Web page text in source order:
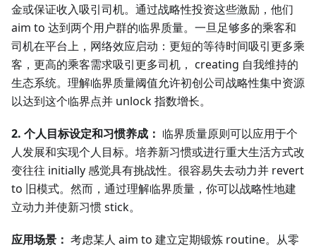
金或保证收入吸引司机。通过战略性投资这些激励，他们
aim to 达到两个用户群的临界质量。一旦足够多的乘客和
司机在平台上，网络效应启动：更短的等待时间吸引更多乘
客，更高的乘客需求吸引更多司机， creating 自我维持的
生态系统。理解临界质量阈值允许初创公司战略性集中资源
以达到这个临界点并 unlock 指数增长。
2. 个人目标设定和习惯养成： 临界质量原则可以应用于个
人发展和实现个人目标。培养新习惯或进行重大生活方式改
变往往 initially 感觉具有挑战性。很容易失去动力并 revert
to 旧模式。然而，通过理解临界质量，你可以战略性地建
立动力并使新习惯 stick。
应用场景： 考虑某人 aim to 建立定期锻炼 routine。从零